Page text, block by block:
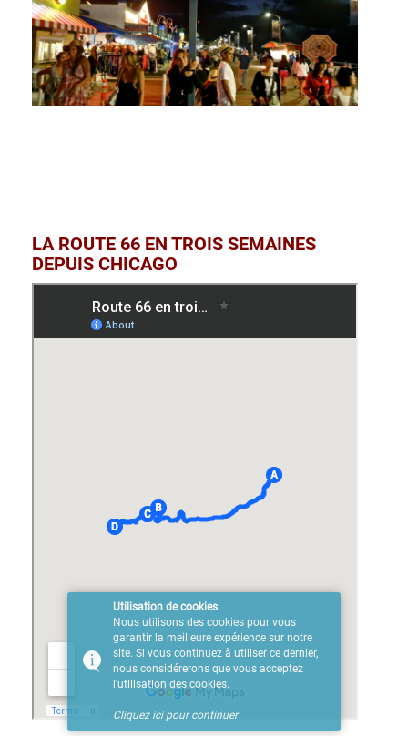
LA ROUTE 66 EN TROIS SEMAINES
DEPUIS CHICAGO
Utilisation de cookies
Nous utilisons des cookies pour vous
garantir la meilleure expérience sur notre
site. Si vous continuez à utiliser ce dernier,
nous considérerons que vous acceptez
l'utilisation des cookies.
Cliquez ici pour continuer